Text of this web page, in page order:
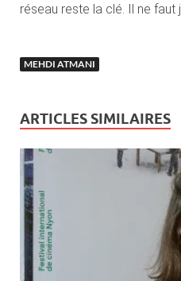
réseau reste la clé. Il ne faut
MEHDI ATMANI
ARTICLES SIMILAIRES